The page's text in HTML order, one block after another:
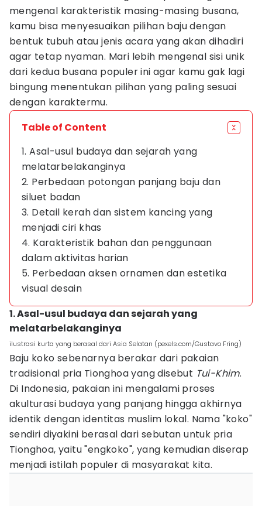
mengenal karakteristik masing-masing busana,
kamu bisa menyesuaikan pilihan baju dengan
bentuk tubuh atau jenis acara yang akan dihadiri
agar tetap nyaman. Mari lebih mengenal sisi unik
dari kedua busana populer ini agar kamu gak lagi
bingung menentukan pilihan yang paling sesuai
dengan karaktermu.
Table of Content
1. Asal-usul budaya dan sejarah yang
melatarbelakanginya
2. Perbedaan potongan panjang baju dan
siluet badan
3. Detail kerah dan sistem kancing yang
menjadi ciri khas
4. Karakteristik bahan dan penggunaan
dalam aktivitas harian
5. Perbedaan aksen ornamen dan estetika
visual desain
1. Asal-usul budaya dan sejarah yang
melatarbelakanginya
ilustrasi kurta yang berasal dari Asia Selatan (pexels.com/Gustavo Fring)
Baju koko sebenarnya berakar dari pakaian
tradisional pria Tionghoa yang disebut Tui-Khim.
Di Indonesia, pakaian ini mengalami proses
akulturasi budaya yang panjang hingga akhirnya
identik dengan identitas muslim lokal. Nama "koko"
sendiri diyakini berasal dari sebutan untuk pria
Tionghoa, yaitu "engkoko", yang kemudian diserap
menjadi istilah populer di masyarakat kita.